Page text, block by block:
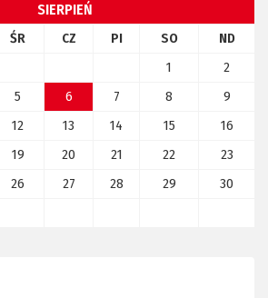
SIERPIEŃ
ŚR CZ PI SO
ND
1
2
5 6 7 8
9
12 13 14 15
16
19 20 21 22
23
26 27 28 29
30